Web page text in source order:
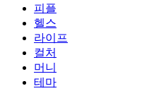
피플
헬스
라이프
컬처
머니
테마